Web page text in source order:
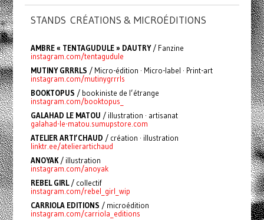
STANDS CRÉATIONS & MICROÉDITIONS
AMBRE « TENTAGUDULE » DAUTRY/ Fanzine
instagram.com/tentagudule
MUTINY GRRRLS / Micro-édition · Micro-label · Print-art
instagram.com/mutinygrrrls
BOOKTOPUS / bookiniste de l’étrange
instagram.com/booktopus_
GALAHAD LE MATOU / illustration · artisanat
galahad-le-matou.sumupstore.com
ATELIER ARTI’CHAUD / création · illustration
linktr.ee/atelierartichaud
ANOYAK/ illustration
instagram.com/anoyak
REBEL GIRL/ collectif
instagram.com/rebel_girl_wip
CARRIOLA EDITIONS / microédition
instagram.com/carriola_editions